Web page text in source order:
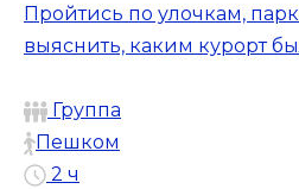
Пройтись по улочкам,
выяснить, каким курорт
Группа
Пешком
2 ч